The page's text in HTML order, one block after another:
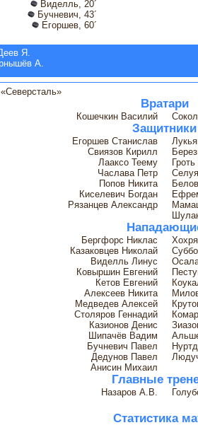
Виделль, 20´
Бучневич, 43´
Егоршев, 60´
Я.
А.
«Северсталь»
Вратари
Кошечкин Василий
Защитники
Егоршев Станислав
Свиязов Кирилл
Лааксо Теему
Часлава Петр
Попов Никита
Киселевич Богдан
Рязанцев Александр
Бергфорс Никлас
Казаковцев Николай
Виделль Линус
Ковыршин Евгений
Кетов Евгений
Алексеев Никита
Медведев Алексей
Столяров Геннадий
Казионов Денис
Шипачёв Вадим
Бучневич Павел
Дедунов Павел
Анисин Михаил
Главные
Назаров А.В.
Статистика